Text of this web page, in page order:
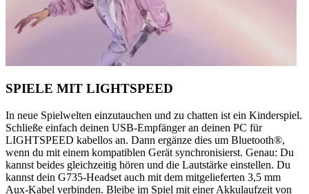
SPIELE MIT LIGHTSPEED
In neue Spielwelten einzutauchen und zu chatten ist ein Kinderspiel.
Schließe einfach deinen USB-Empfänger an deinen PC für
LIGHTSPEED kabellos an. Dann ergänze dies um Bluetooth®,
wenn du mit einem kompatiblen Gerät synchronisierst. Genau: Du
kannst beides gleichzeitig hören und die Lautstärke einstellen. Du
kannst dein G735-Headset auch mit dem mitgelieferten 3,5 mm
Aux-Kabel verbinden. Bleibe im Spiel mit einer Akkulaufzeit von